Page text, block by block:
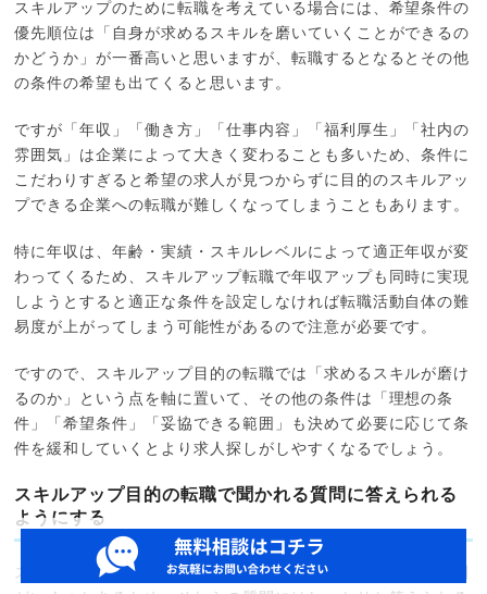
スキルアップのために転職を考えている場合には、希望条件の
優先順位は「自身が求めるスキルを磨いていくことができるの
かどうか」が一番高いと思いますが、転職するとなるとその他
の条件の希望も出てくると思います。
ですが「年収」「働き方」「仕事内容」「福利厚生」「社内の
雰囲気」は企業によって大きく変わることも多いため、条件に
こだわりすぎると希望の求人が見つからずに目的のスキルアッ
プできる企業への転職が難しくなってしまうこともあります。
特に年収は、年齢・実績・スキルレベルによって適正年収が変
わってくるため、スキルアップ転職で年収アップも同時に実現
しようとすると適正な条件を設定しなければ転職活動自体の難
易度が上がってしまう可能性があるので注意が必要です。
ですので、スキルアップ目的の転職では「求めるスキルが磨け
るのか」という点を軸に置いて、その他の条件は「理想の条
件」「希望条件」「妥協できる範囲」も決めて必要に応じて条
件を緩和していくとより求人探しがしやすくなるでしょう。
スキルアップ目的の転職で聞かれる質問に答えられる
ようにする
スキルアップ目的の転職では面接で聞かれる可能性が高い質問